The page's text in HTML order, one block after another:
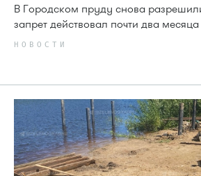
В Городском пруду снова
запрет действовал почти два месяца
НОВОСТИ